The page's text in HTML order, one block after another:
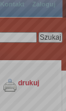
Kontakt Zaloguj
drukuj